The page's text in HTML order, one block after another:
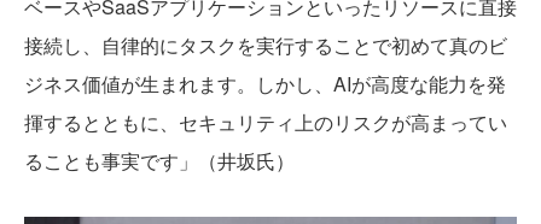
ベースやSaaSアプリケーションといったリソースに直接
接続し、自律的にタスクを実行することで初めて真のビ
ジネス価値が生まれます。しかし、AIが高度な能力を発
揮するとともに、セキュリティ上のリスクが高まってい
ることも事実です」（井坂氏）